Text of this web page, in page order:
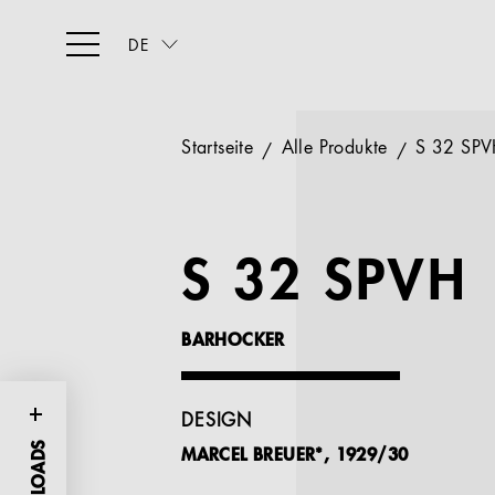
DE
Startseite Alle Produkte S 32
S 32 SPVH
BARHOCKER
DESIGN
MARCEL BREUER*, 1929/30